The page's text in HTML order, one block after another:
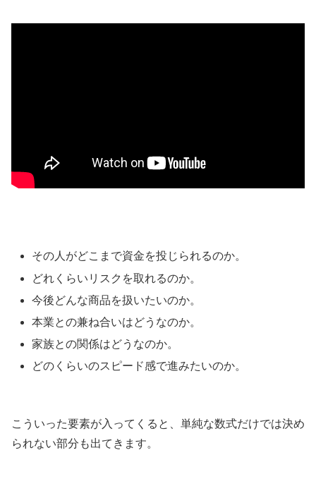
その人がどこまで資金を投じられるのか。
どれくらいリスクを取れるのか。
今後どんな商品を扱いたいのか。
本業との兼ね合いはどうなのか。
家族との関係はどうなのか。
どのくらいのスピード感で進みたいのか。
こういった要素が入ってくると、単純な数式だけでは決め
られない部分も出てきます。